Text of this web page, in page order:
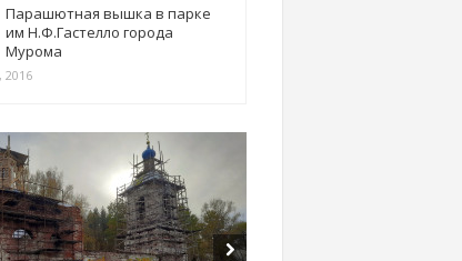
Парашютная вышка в парке
им Н.Ф.Гастелло города
Мурома
2016